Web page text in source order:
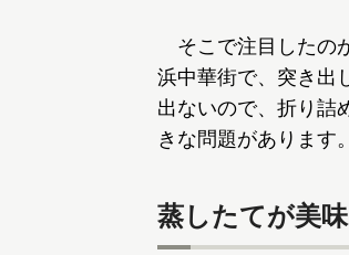
そこで注目したの
浜中華街で、突き出
出ないので、折り詰
きな問題があります
蒸したてが美